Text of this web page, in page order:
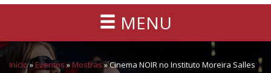
MENU
Início»Eventos»Mostras»Cinema NOIR no Instituto Moreira Salles